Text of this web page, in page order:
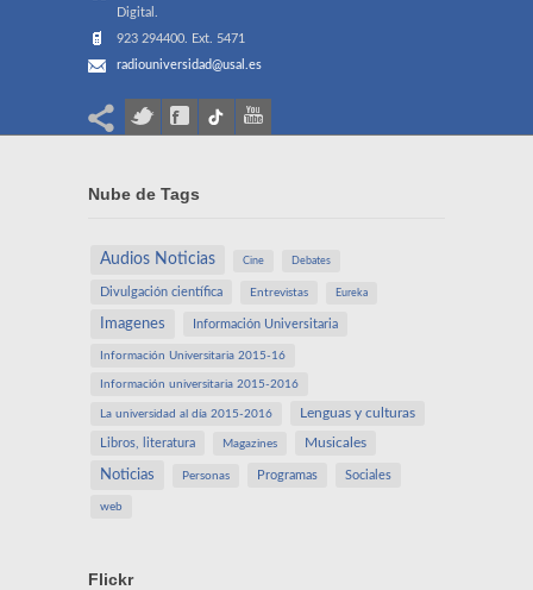
Digital.
923 294400. Ext. 5471
radiouniversidad@usal.es
Nube de Tags
Audios Noticias Cine Debates
Divulgación científica Entrevistas Eureka
Imagenes Información Universitaria
Información Universitaria 2015-16
Información universitaria 2015-2016
La universidad al día 2015-2016 Lenguas y culturas
Libros, literatura Magazines Musicales
Noticias Personas Programas Sociales
web
Flickr